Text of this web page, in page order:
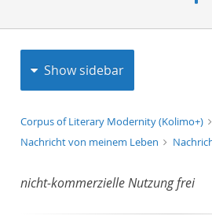
Show sidebar
Corpus of Literary Modernity (Kolimo+)
Nachricht von meinem Leben
nicht-kommerzielle Nutzung frei